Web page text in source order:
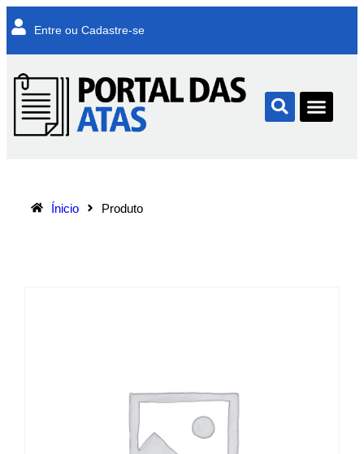
Entre ou Cadastre-se
Ínicio Produto